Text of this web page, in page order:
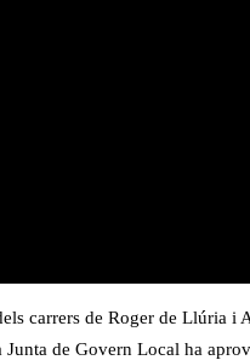
carrers de Roger de Llúria i
de Govern Local ha